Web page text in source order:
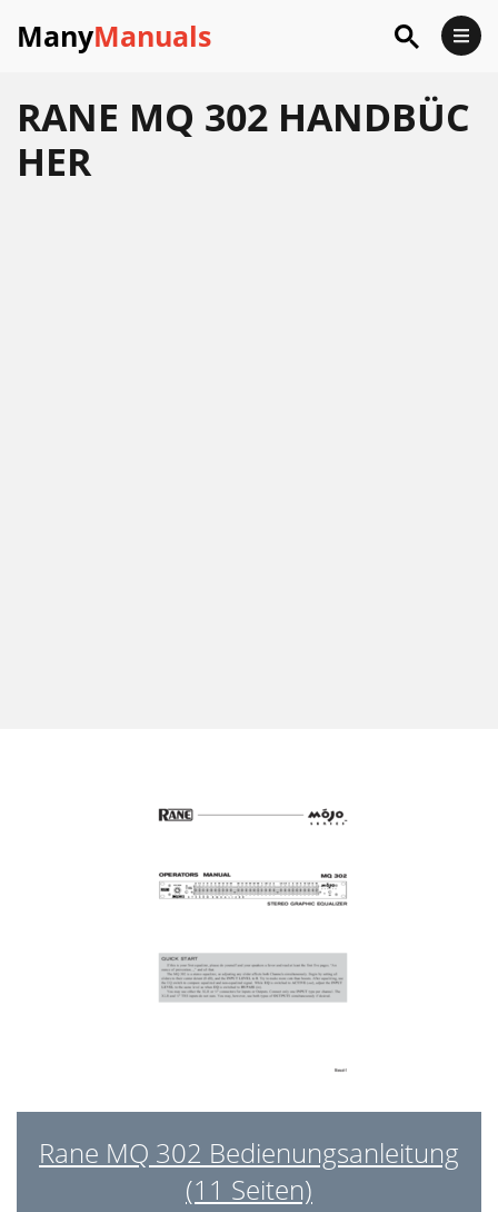
ManyManuals
RANE MQ 302 HANDBÜC
HER
Rane MQ 302 Bedienungsanleitung
(11 Seiten)